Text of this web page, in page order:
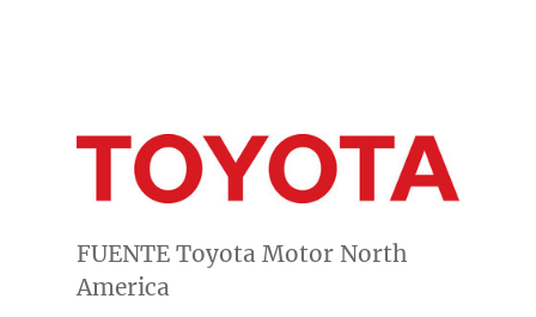
FUENTE Toyota Motor North
America